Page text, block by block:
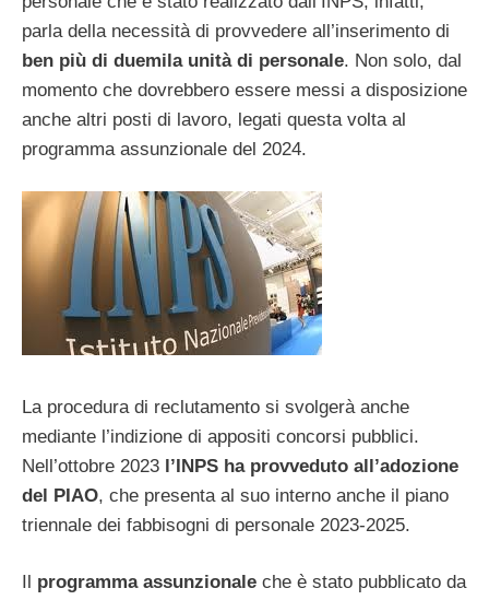
parla della necessità di provvedere all’inserimento di
ben più di duemila unità di personale. Non solo, dal
momento che dovrebbero essere messi a disposizione
anche altri posti di lavoro, legati questa volta al
programma assunzionale del 2024.
La procedura di reclutamento si svolgerà anche
mediante l’indizione di appositi concorsi pubblici.
Nell’ottobre 2023 l’INPS ha provveduto all’adozione
del PIAO, che presenta al suo interno anche il piano
triennale dei fabbisogni di personale 2023-2025.
programma assunzionale che è stato pubblicato da